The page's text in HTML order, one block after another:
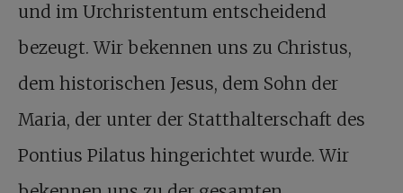
und im Urchristentum entscheidend
bezeugt. Wir bekennen uns zu Christus,
dem historischen Jesus, dem Sohn der
Maria, der unter der Statthalterschaft des
Pontius Pilatus hingerichtet wurde. Wir